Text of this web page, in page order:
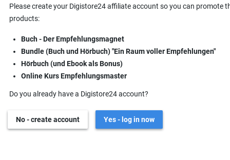
Please create your Digistore24 affiliate account so you can promote
products:
Buch - Der Empfehlungsmagnet
Bundle (Buch und Hörbuch) "Ein Raum voller Empfehlungen"
Hörbuch (und Ebook als Bonus)
Online Kurs Empfehlungsmaster
Do you already have a Digistore24 account?
No - create account Yes - log in now